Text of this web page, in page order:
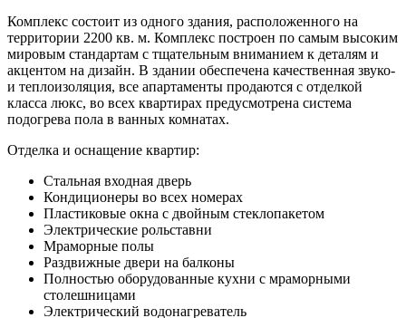
Комплекс состоит из одного здания, расположенного на
территории 2200 кв. м. Комплекс построен по самым высоким
мировым стандартам с тщательным вниманием к деталям и
акцентом на дизайн. В здании обеспечена качественная звуко-
и теплоизоляция, все апартаменты продаются с отделкой
класса люкс, во всех квартирах предусмотрена система
подогрева пола в ванных комнатах.
Отделка и оснащение квартир:
Стальная входная дверь
Кондиционеры во всех номерах
Пластиковые окна с двойным стеклопакетом
Электрические рольставни
Мраморные полы
Раздвижные двери на балконы
Полностью оборудованные кухни с мраморными
столешницами
Электрический водонагреватель